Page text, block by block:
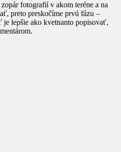
fotografií v akom teréne a na
preto preskočíme prvú fázu –
lepšie ako kvetnanto popisovať,